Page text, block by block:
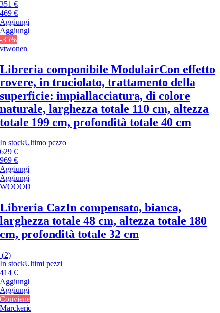
351 €
469 €
Aggiungi
Aggiungi
-35%
vtwonen
Libreria componibile ModulairCon effetto
rovere, in truciolato, trattamento della
superficie: impiallacciatura, di colore
naturale, larghezza totale 110 cm, altezza
totale 199 cm, profondità totale 40 cm
In stockUltimo pezzo
629 €
969 €
Aggiungi
Aggiungi
WOOOD
Libreria CazIn compensato, bianca,
larghezza totale 48 cm, altezza totale 180
cm, profondità totale 32 cm
(2)
In stockUltimi pezzi
414 €
Aggiungi
Aggiungi
Conviene
Marckeric